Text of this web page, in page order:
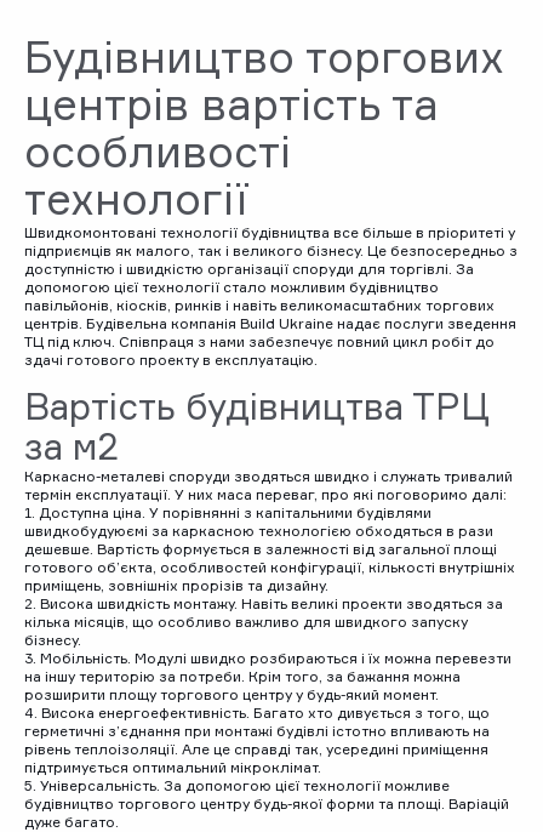
Будівництво торгових
центрів вартість та
особливості
технології
Швидкомонтовані технології будівництва все більше в пріоритеті у
підприємців як малого, так і великого бізнесу. Це безпосередньо з
доступністю і швидкістю організації споруди для торгівлі. За
допомогою цієї технології стало можливим будівництво
павільйонів, кіосків, ринків і навіть великомасштабних торгових
центрів. Будівельна компанія Build Ukraine надає послуги зведення
ТЦ під ключ. Співпраця з нами забезпечує повний цикл робіт до
здачі готового проекту в експлуатацію.
Вартість будівництва ТРЦ
за м2
Каркасно-металеві споруди зводяться швидко і служать тривалий
термін експлуатації. У них маса переваг, про які поговоримо далі:
1. Доступна ціна. У порівнянні з капітальними будівлями
швидкобудуюємі за каркасною технологією обходяться в рази
дешевше. Вартість формується в залежності від загальної площі
готового об’єкта, особливостей конфігурації, кількості внутрішніх
приміщень, зовнішніх прорізів та дизайну.
2. Висока швидкість монтажу. Навіть великі проекти зводяться за
кілька місяців, що особливо важливо для швидкого запуску
бізнесу.
3. Мобільність. Модулі швидко розбираються і їх можна перевезти
на іншу територію за потреби. Крім того, за бажання можна
розширити площу торгового центру у будь-який момент.
4. Висока енергоефективність. Багато хто дивується з того, що
герметичні з’єднання при монтажі будівлі істотно впливають на
рівень теплоізоляції. Але це справді так, усередині приміщення
підтримується оптимальний мікроклімат.
5. Універсальність. За допомогою цієї технології можливе
будівництво торгового центру будь-якої форми та площі. Варіацій
дуже багато.